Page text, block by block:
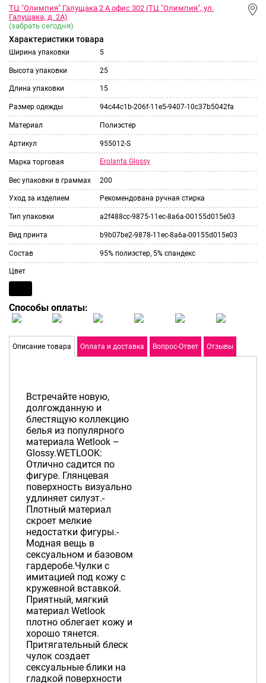
ТЦ "Олимпия" Галущака 2 А офис 302 (ТЦ "Олимпия", ул.
Галущака, д. 2А)
(забрать сегодня)
Характеристики товара
Ширина упаковки 5
Высота упаковки 25
Длина упаковки 15
Размер одежды 94c44c1b-206f-11e5-9407-10c37b5042fa
Материал Полиэстер
Артикул 955012-S
Марка торговая Erolanta Glossy
Вес упаковки в граммах 200
Уход за изделием Рекомендована ручная стирка
Тип упаковки a2f488cc-9875-11ec-8a6a-00155d015e03
Вид принта b9b07be2-9878-11ec-8a6a-00155d015e03
Состав 95% полиэстер, 5% спандекс
Цвет
Способы оплаты:
Описание товара Оплата и доставка Вопрос-Ответ Отзывы
Встречайте новую,
долгожданную и
блестящую коллекцию
белья из популярного
материала Wetlook –
Glossy.WETLOOK:
Отлично садится по
фигуре. Глянцевая
поверхность визуально
удлиняет силуэт.-
Плотный материал
скроет мелкие
недостатки фигуры.-
Модная вещь в
сексуальном и базовом
гардеробе.Чулки с
имитацией под кожу с
кружевной вставкой.
Приятный, мягкий
материал Wetlook
плотно облегает кожу и
хорошо тянется.
Притягательный блеск
чулок создает
сексуальные блики на
гладкой поверхности